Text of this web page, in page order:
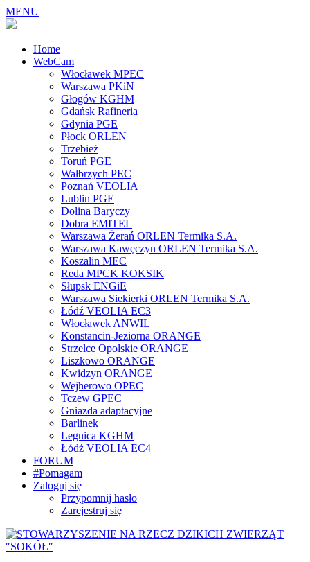
MENU
Home
WebCam
Włocławek MPEC
Warszawa PKiN
Głogów KGHM
Gdańsk Rafineria
Gdynia PGE
Płock ORLEN
Trzebież
Toruń PGE
Wałbrzych PEC
Poznań VEOLIA
Lublin PGE
Dolina Baryczy
Dobra EMITEL
Warszawa Żerań ORLEN Termika S.A.
Warszawa Kawęczyn ORLEN Termika S.A.
Koszalin MEC
Reda MPCK KOKSIK
Słupsk ENGiE
Warszawa Siekierki ORLEN Termika S.A.
Łódź VEOLIA EC3
Włocławek ANWIL
Konstancin-Jeziorna ORANGE
Strzelce Opolskie ORANGE
Liszkowo ORANGE
Kwidzyn ORANGE
Wejherowo OPEC
Tczew GPEC
Gniazda adaptacyjne
Barlinek
Legnica KGHM
Łódź VEOLIA EC4
FORUM
#Pomagam
Zaloguj się
Przypomnij hasło
Zarejestruj się